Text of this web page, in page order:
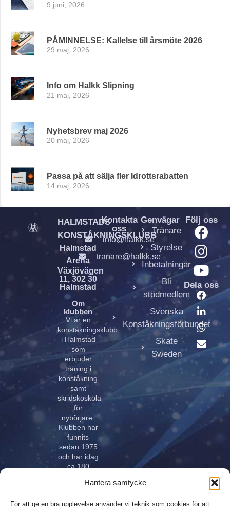
Hantera samtycke
För att ge en bra upplevelse använder vi teknik som cookies för att
9 juni, 2026
PÅMINNELSE: Kallelse till årsmöte 2026
29 maj, 2026
Info om Halkk Slipning
21 maj, 2026
Nyhetsbrev maj 2026
20 maj, 2026
Passa på att sälja fler Idrottsrabatten
14 maj, 2026
HALMSTADS
KONSTÅKNINGSKLUBB
Halmstad
Arena
Växjövägen
11, 302 30
Halmstad
Om
klubben
Vi är en
konståkningsklubb
i Halmstad
som
erbjuder
träning i
konståkning
samt
skridskoskola
för
nybörjare.
Klubben har
funnits
sedan 1975
och har idag
ca 180
i alla åldrar.
Kontakta
oss
info@halkk.se
tranare@halkk.se
Genvägar
Tränare
Styrelse
Inbetalningar
Bli
stödmedlem
Svenska
Konståkningsförbundet
Skate
Sweden
Följ oss
Dela oss